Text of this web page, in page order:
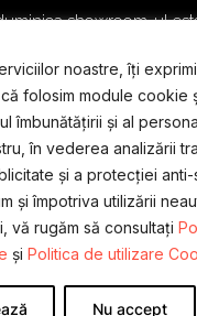
noastre, îți
folosim module cookie
îmbunătățirii și al
în vederea analizării
și a protecției anti-
și împotriva utilizării
vă rugăm să consultați
și Politica de utilizare
Nu accept
showroom-ul